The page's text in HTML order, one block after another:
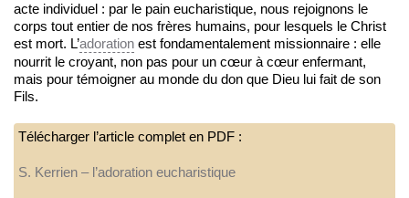
acte individuel : par le pain eucharistique, nous rejoignons le
corps tout entier de nos frères humains, pour lesquels le Christ
est mort. L’adoration est fondamentalement missionnaire : elle
nourrit le croyant, non pas pour un cœur à cœur enfermant,
mais pour témoigner au monde du don que Dieu lui fait de son
Fils.
Télécharger l’article complet en PDF :
S. Kerrien – l’adoration eucharistique